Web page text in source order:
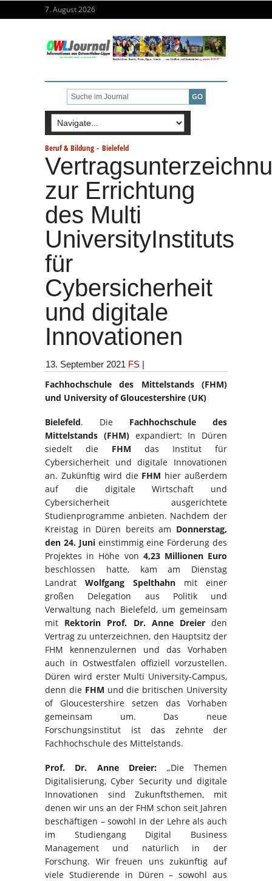
7. August 2026
Beruf & Bildung - Bielefeld
zur Errichtung
des Multi
UniversityInstituts
für
Cybersicherheit
und digitale
Innovationen
13. September 2021 FS |
Fachhochschule des Mittelstands (FHM)
und University of Gloucestershire (UK)
Bielefeld. Die Fachhochschule des
Mittelstands (FHM)expandiert: In Düren
siedelt die FHM das Institut für
Cybersicherheit und digitale Innovationen
an. Zukünftig wird die FHM hier außerdem
auf die digitale Wirtschaft und
Cybersicherheit ausgerichtete
Studienprogramme anbieten. Nachdem der
Kreistag in Düren bereits am Donnerstag,
den 24. Junieinstimmig eine Förderung des
Projektes in Höhe von 4,23 Millionen Euro
beschlossen hatte, kam am Dienstag
Landrat Wolfgang Spelthahn mit einer
großen Delegation aus Politik und
Verwaltung nach Bielefeld, um gemeinsam
mit Rektorin Prof. Dr. Anne Dreierden
Vertrag zu unterzeichnen, den Hauptsitz der
FHM kennenzulernen und das Vorhaben
auch in Ostwestfalen offiziell vorzustellen.
Düren wird erster Multi University-Campus,
denn die FHM und die britischen University
of Gloucestershire setzen das Vorhaben
gemeinsam um. Das neue
Forschungsinstitut ist das zehnte der
Fachhochschule des Mittelstands.
Prof. Dr. Anne Dreier: „Die Themen
Digitalisierung, Cyber Security und digitale
Innovationen sind Zukunftsthemen, mit
denen wir uns an der FHM schon seit Jahren
beschäftigen – sowohl in der Lehre als auch
im Studiengang Digital Business
Management und natürlich in der
Forschung. Wir freuen uns zukünftig auf
viele Studierende in Düren – sowohl aus